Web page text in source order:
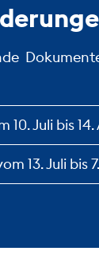
10. Juli bis
13. Juli bis